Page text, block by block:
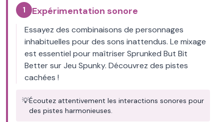
1 Expérimentation sonore
Essayez des combinaisons de personnages
inhabituelles pour des sons inattendus. Le mixage
est essentiel pour maîtriser Sprunked But Bit
Better sur Jeu Spunky. Découvrez des pistes
cachées !
💡Écoutez attentivement les interactions sonores pour
des pistes harmonieuses.